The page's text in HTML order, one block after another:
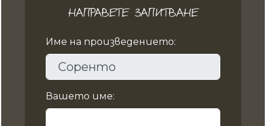
НАПРАВЕТЕ ЗАПИТВАНЕ
Име на произведението:
Вашето име: